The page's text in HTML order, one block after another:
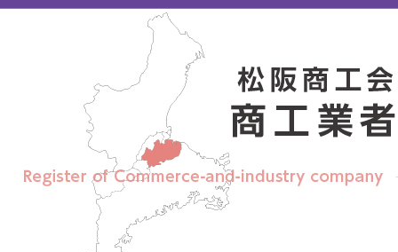
松阪商工会議所 オンライン商工名鑑】